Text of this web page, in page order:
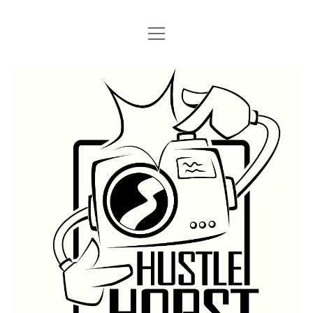
STARTSEITE
BERLIN GRAFFITI
Menü
öffnen
BERLIN BOMBINGS
BERLIN SUBWAY
BERLIN S-BAHN
TRAINS
LEGAL WALLS
HOTTER FRAGT…
ROSTOCK
REGIO
GÜTER
ATHENS GRAFFITI Menü
öffnen
ATHENS TRAINS
Menü
öffnen
Hustlehorst